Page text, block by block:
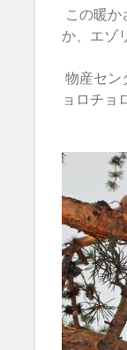
この暖
か、エゾ
物産セン
ョロチョ